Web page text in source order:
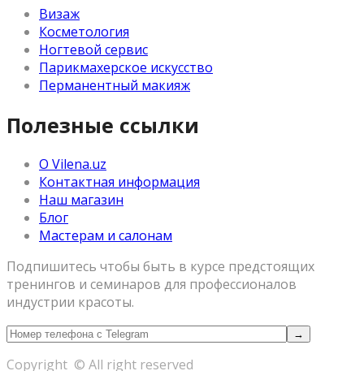
Визаж
Косметология
Ногтевой сервис
Парикмахерское искусство
Перманентный макияж
Полезные ссылки
О Vilena.uz
Контактная информация
Наш магазин
Блог
Мастерам и салонам
Подпишитесь чтобы быть в курсе предстоящих
тренингов и семинаров для профессионалов
индустрии красоты.
Copyright © All right reserved